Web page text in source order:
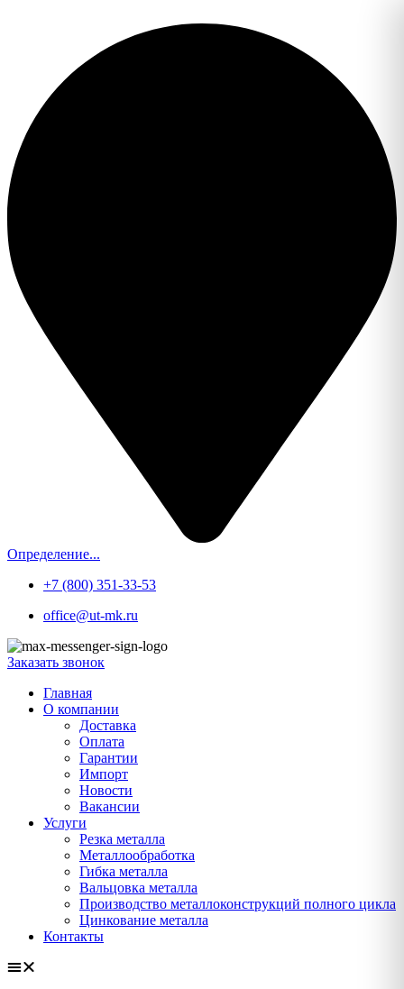
Определение...
+7 (800) 351-33-53
office@ut-mk.ru
Заказать звонок
Главная
О компании
Доставка
Оплата
Гарантии
Импорт
Новости
Вакансии
Услуги
Резка металла
Металлообработка
Гибка металла
Вальцовка металла
Производство металлоконструкций полного цикла
Цинкование металла
Контакты